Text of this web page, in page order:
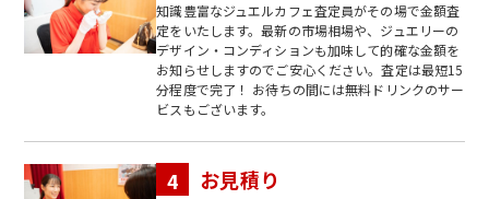
知識豊富なジュエルカフェ査定員がその場で金額査
定をいたします。最新の市場相場や、ジュエリーの
デザイン・コンディションも加味して的確な金額を
お知らせしますのでご安心ください。査定は最短15
分程度で完了！ お待ちの間には無料ドリンクのサー
ビスもございます。
お見積り